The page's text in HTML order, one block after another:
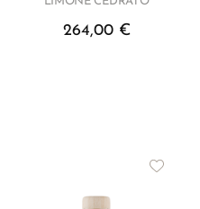
264,00 €